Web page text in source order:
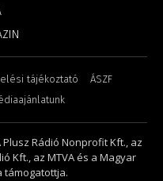
tájékoztató
ÁSZF
Rádió Nonprofit Kft., az
Kft., az MTVA és a Magyar
támogatottja.